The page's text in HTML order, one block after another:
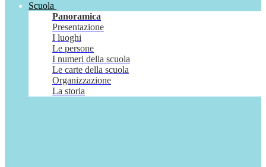
Scuola
Panoramica
Presentazione
I luoghi
Le persone
I numeri della scuola
Le carte della scuola
Organizzazione
La storia